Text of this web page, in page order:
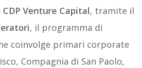
CDP Venture Capital, tramite il
, il programma di
coinvolge primari corporate
Compagnia di San Paolo,